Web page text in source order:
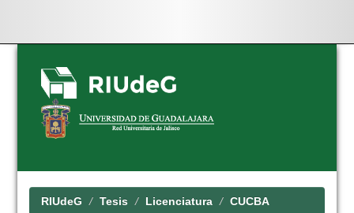
Skip
navigation
RIUdeG Tesis Licenciatura CUCBA